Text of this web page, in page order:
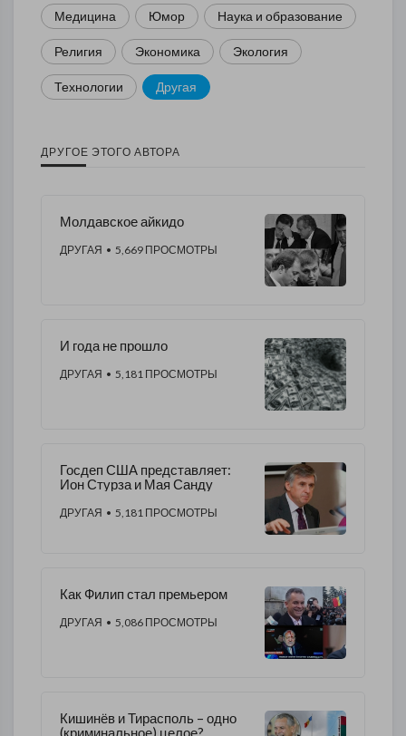
Медицина Юмор Наука и образование
Религия Экономика Экология
Технологии Другая
ДРУГОЕ ЭТОГО АВТОРА
Молдавское айкидо
ДРУГАЯ • 5,669 ПРОСМОТРЫ
И года не прошло
ДРУГАЯ • 5,181 ПРОСМОТРЫ
Госдеп США представляет:
Ион Стурза и Мая Санду
ДРУГАЯ • 5,181 ПРОСМОТРЫ
Как Филип стал премьером
ДРУГАЯ • 5,086 ПРОСМОТРЫ
Кишинёв и Тирасполь – одно
(криминальное) целое?